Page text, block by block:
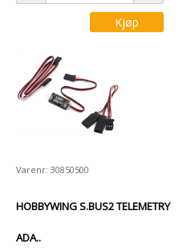
Kjøp
Varenr: 30850500
HOBBYWING S.BUS2 TELEMETRY
ADA..